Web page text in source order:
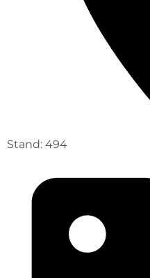
Stand: 494